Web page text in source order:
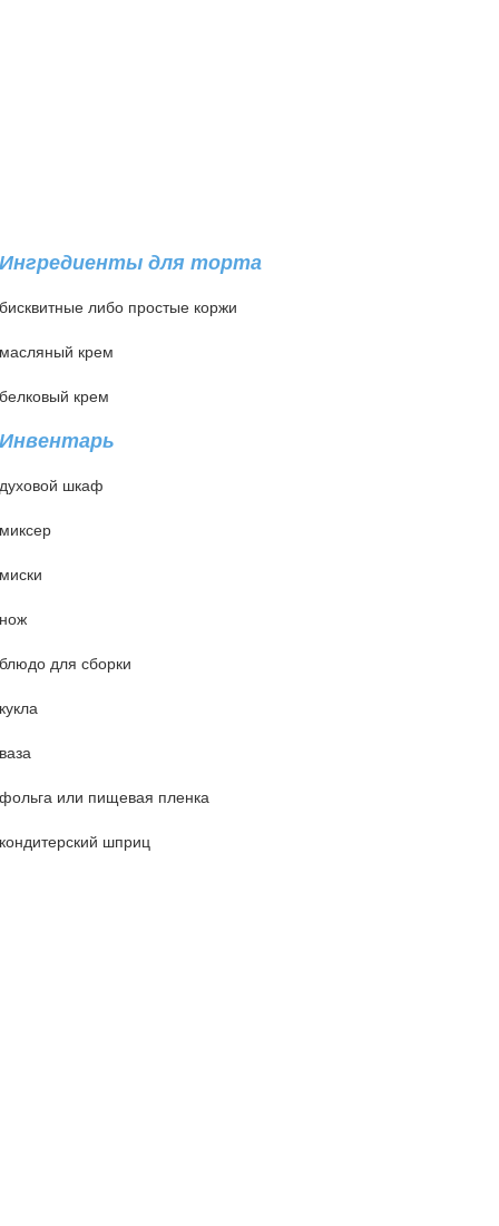
Ингредиенты для торта
бисквитные либо простые коржи
масляный крем
белковый крем
Инвентарь
духовой шкаф
миксер
миски
нож
блюдо для сборки
кукла
ваза
фольга или пищевая пленка
кондитерский шприц